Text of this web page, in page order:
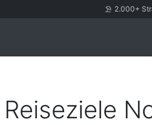
2.000+
Reiseziele